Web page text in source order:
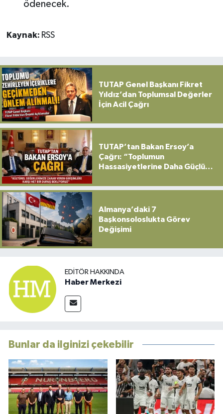
ödenecek.
Kaynak: RSS
TUTAP Genel Başkanı Fikret
Yıldız’dan Toplumsal Değerler
İçin Acil Çağrı
TUTAP’tan Bakan Ersoy’a
Çağrı: “Toplumun
Hassasiyetlerine Daha Güçlü
Almanya’daki 7
Başkonsoloslukta Görev
Değişimi
EDITÖR HAKKINDA
Haber Merkezi
Bunlar da ilginizi çekebilir